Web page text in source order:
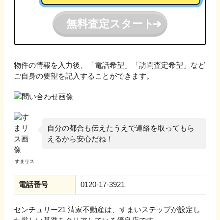
無料査定スタート
物件の情報を入力後、「電話希望」「訪問査定希望」など
ご自身の要望を記入することができます。
自分の都合も伝えたうえで連絡を取ってもら
えるから安心だね！
電話番号 0120-17-3921
センチュリー21 清家不動産は、すまいステップが設定し